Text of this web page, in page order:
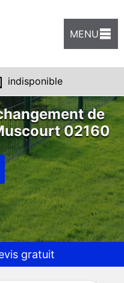
MENU
indisponible
de
02160
gratuit